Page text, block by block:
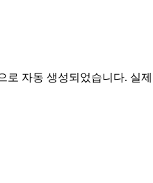
자동 생성되었습니다. 실